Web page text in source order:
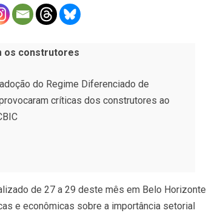
os construtores
do Regime Diferenciado de
críticas dos construtores ao
de 27 a 29 deste mês em Belo Horizonte
e econômicas sobre a importância setorial